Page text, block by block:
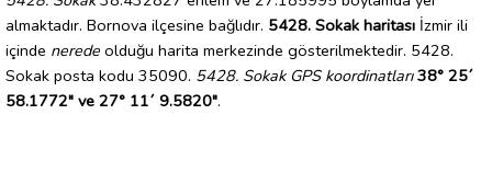
almaktadır. Bornova ilçesine bağlıdır. 5428. Sokak haritası İzmir ili
içinde nerede olduğu harita merkezinde gösterilmektedir. 5428.
Sokak posta kodu 35090. 5428. Sokak GPS koordinatları 38° 25´
58.1772" ve 27° 11´ 9.5820".